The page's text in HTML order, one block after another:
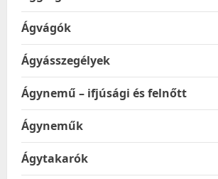
Ágvágók
Ágyásszegélyek
Ágynemű – ifjúsági és felnőtt
Ágyneműk
Ágytakarók